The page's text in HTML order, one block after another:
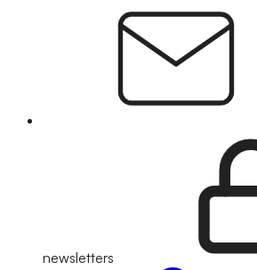
newsletters